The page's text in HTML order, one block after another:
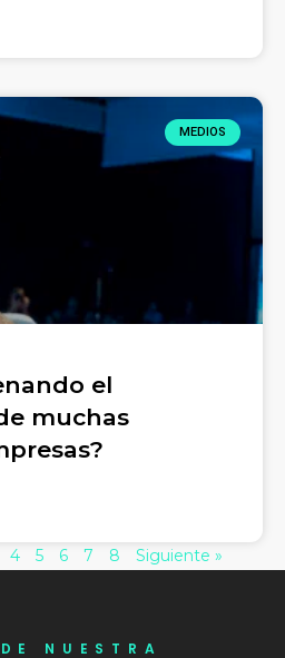
MEDIOS
el
muchas
4 5 6 7 8 Siguiente »
NUESTRA